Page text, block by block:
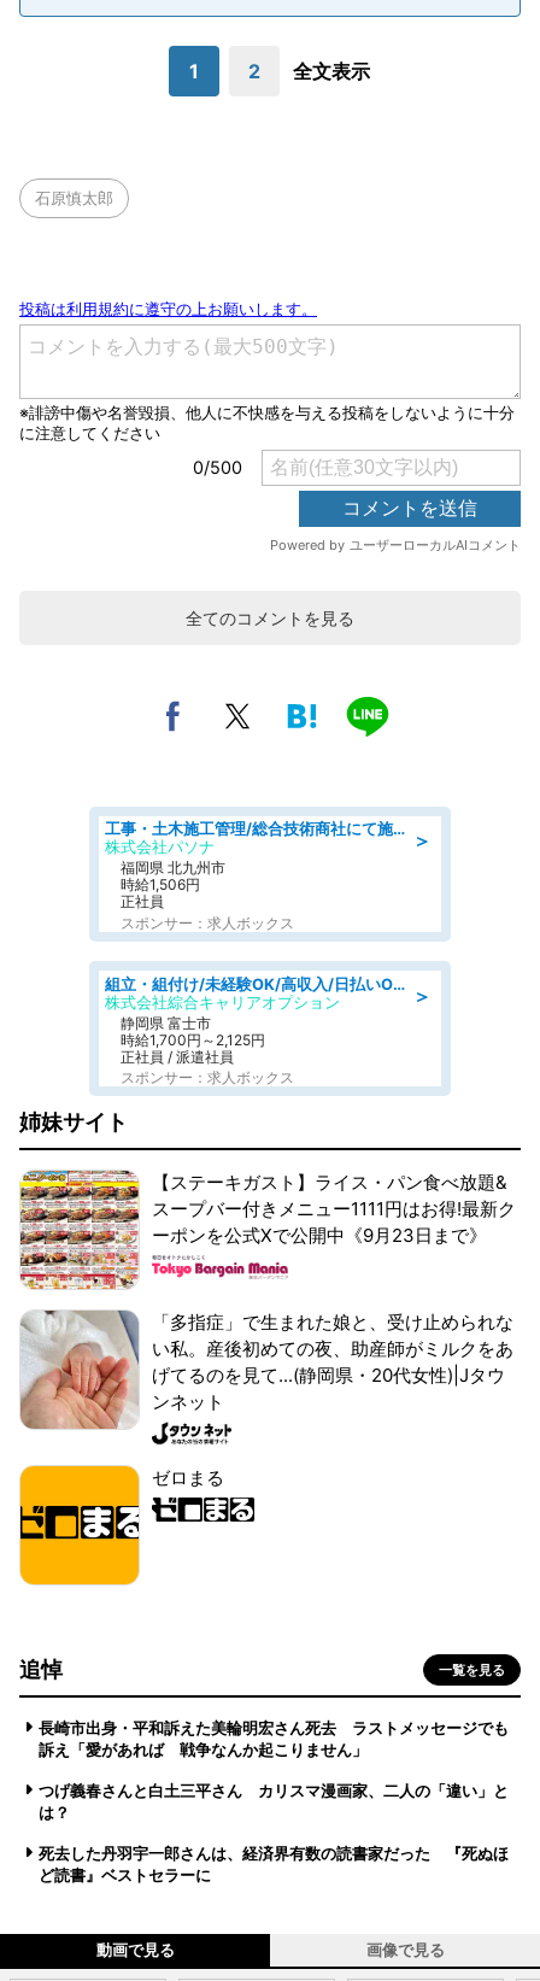
1 2 全文表示
石原慎太郎
全てのコメントを見る
＞
工事・土木施工管理/総合技術商社にて施工管理のお仕事/即日勤務可/車通勤可/工事・土木施工管理/生産・品質管理
株式会社パソナ
福岡県 北九州市
時給1,506円
正社員
スポンサー：求人ボックス
＞
組立・組付け/未経験OK/高収入/日払いOK/寮費無料/交替制
株式会社綜合キャリアオプション
静岡県 富士市
時給1,700円～2,125円
正社員 / 派遣社員
スポンサー：求人ボックス
姉妹サイト
【ステーキガスト】ライス・パン食べ放題&
スープバー付きメニュー1111円はお得!最新ク
ーポンを公式Xで公開中《9月23日まで》
「多指症」で生まれた娘と、受け止められな
い私。産後初めての夜、助産師がミルクをあ
げてるのを見て...(静岡県・20代女性)|Jタウ
ンネット
ゼロまる
追悼 一覧を見る
長崎市出身・平和訴えた美輪明宏さん死去 ラストメッセージでも
訴え「愛があれば 戦争なんか起こりません」
つげ義春さんと白土三平さん カリスマ漫画家、二人の「違い」と
は？
死去した丹羽宇一郎さんは、経済界有数の読書家だった 『死ぬほ
ど読書』ベストセラーに
動画で見る 画像で見る